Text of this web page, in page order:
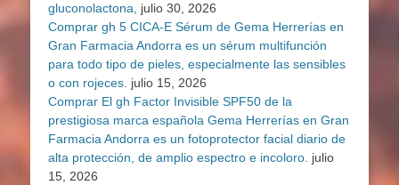
gluconolactona,
julio 30, 2026
Comprar gh 5 CICA-E Sérum de Gema Herrerías en
Gran Farmacia Andorra es un sérum multifunción
para todo tipo de pieles, especialmente las sensibles
o con rojeces. julio 15, 2026
Comprar El gh Factor Invisible SPF50 de la
prestigiosa marca española Gema Herrerías en Gran
Farmacia Andorra es un fotoprotector facial diario de
alta protección, de amplio espectro e incoloro. julio
15, 2026